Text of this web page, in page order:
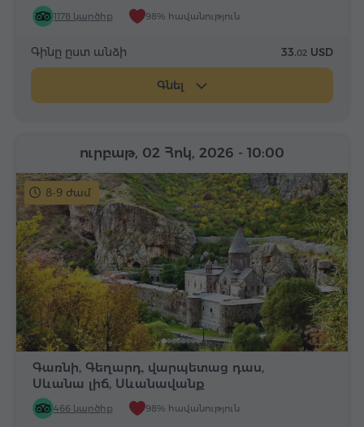
1178 կարծիք 98% հավանություն
Գինը ըստ անձի 33.02 USD
Գնել
8-9 ժամ
Գառնի, Գեղարդ, վարպետաց դաս,
Սևանա լիճ, Սևանավանք
466 կարծիք 98% հավանություն
ուրբաթ, 02 Հոկ, 2026 - 10:00